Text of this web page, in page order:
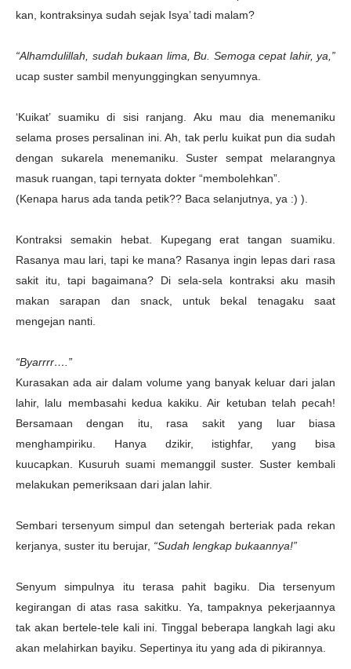
kan, kontraksinya sudah sejak Isya’ tadi malam?
“Alhamdulillah, sudah bukaan lima, Bu. Semoga cepat lahir, ya,”
ucap suster sambil menyunggingkan senyumnya.
‘Kuikat’ suamiku di sisi ranjang. Aku mau dia menemaniku
selama proses persalinan ini. Ah, tak perlu kuikat pun dia sudah
dengan sukarela menemaniku. Suster sempat melarangnya
masuk ruangan, tapi ternyata dokter “membolehkan”.
(Kenapa harus ada tanda petik?? Baca selanjutnya, ya :) ).
Kontraksi semakin hebat. Kupegang erat tangan suamiku.
Rasanya mau lari, tapi ke mana? Rasanya ingin lepas dari rasa
sakit itu, tapi bagaimana? Di sela-sela kontraksi aku masih
makan sarapan dan snack, untuk bekal tenagaku saat
mengejan nanti.
“Byarrrr….”
Kurasakan ada air dalam volume yang banyak keluar dari jalan
lahir, lalu membasahi kedua kakiku. Air ketuban telah pecah!
Bersamaan dengan itu, rasa sakit yang luar biasa
menghampiriku. Hanya dzikir, istighfar, yang bisa
kuucapkan. Kusuruh suami memanggil suster. Suster kembali
melakukan pemeriksaan dari jalan lahir.
Sembari tersenyum simpul dan setengah berteriak pada rekan
kerjanya, suster itu berujar, “Sudah lengkap bukaannya!”
Senyum simpulnya itu terasa pahit bagiku. Dia tersenyum
kegirangan di atas rasa sakitku. Ya, tampaknya pekerjaannya
tak akan bertele-tele kali ini. Tinggal beberapa langkah lagi aku
akan melahirkan bayiku. Sepertinya itu yang ada di pikirannya.